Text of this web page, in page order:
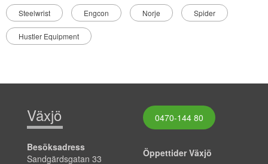
Steelwrist Engcon Norje Spider
Hustler Equipment
Växjö
Besöksadress
Sandgärdsgatan 33
0470-144 80
Öppettider Växjö